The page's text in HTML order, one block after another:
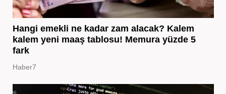
Hangi emekli ne kadar zam alacak? Kalem
kalem yeni maaş tablosu! Memura yüzde 5
fark
Haber7